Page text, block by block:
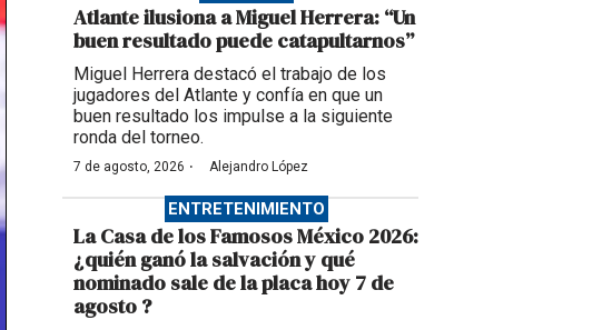
Atlante ilusiona a Miguel Herrera: “Un
buen resultado puede catapultarnos”
Miguel Herrera destacó el trabajo de los
jugadores del Atlante y confía en que un
buen resultado los impulse a la siguiente
ronda del torneo.
7 de agosto, 2026 · Alejandro López
ENTRETENIMIENTO
La Casa de los Famosos México 2026:
¿quién ganó la salvación y qué
nominado sale de la placa hoy 7 de
agosto ?